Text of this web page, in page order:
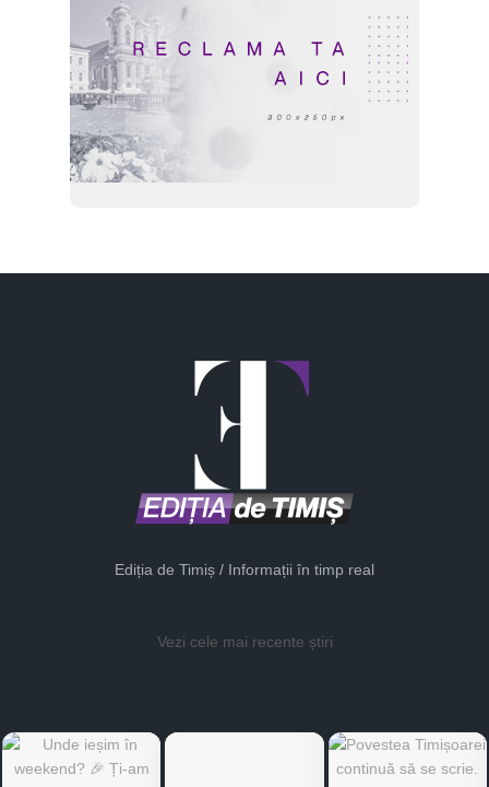
Ediția de Timiș / Informații în timp real
Vezi cele mai recente știri